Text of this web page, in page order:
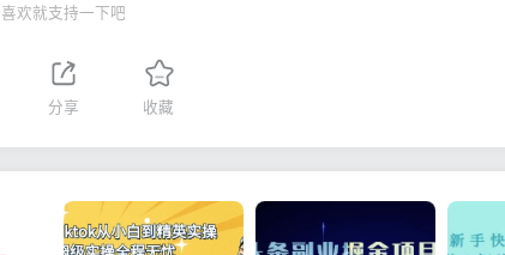
喜欢就支持一下吧
分享 收藏